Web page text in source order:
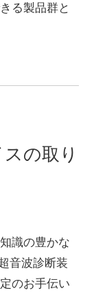
る製品群と
の取り
識の豊かな
音波診断装
のお手伝い